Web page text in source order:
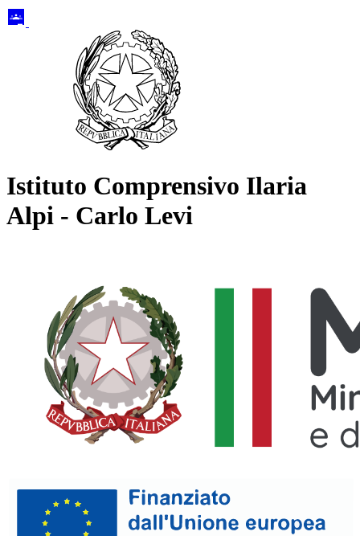
Istituto Comprensivo Ilaria
Alpi - Carlo Levi